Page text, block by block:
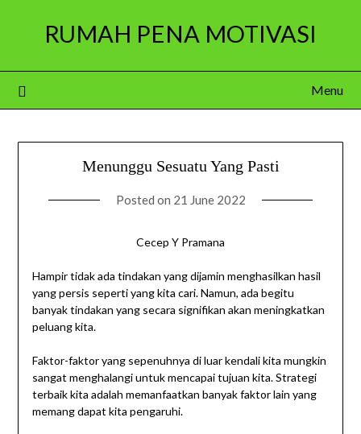
RUMAH PENA MOTIVASI
Menu
Menunggu Sesuatu Yang Pasti
Posted on 21 June 2022
Cecep Y Pramana
Hampir tidak ada tindakan yang dijamin menghasilkan hasil
yang persis seperti yang kita cari. Namun, ada begitu
banyak tindakan yang secara signifikan akan meningkatkan
peluang kita.
Faktor-faktor yang sepenuhnya di luar kendali kita mungkin
sangat menghalangi untuk mencapai tujuan kita. Strategi
terbaik kita adalah memanfaatkan banyak faktor lain yang
memang dapat kita pengaruhi.